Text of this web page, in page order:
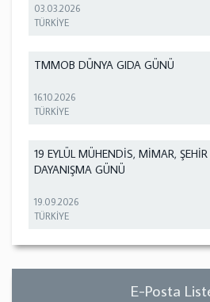
03.03.2026
TÜRKİYE
TMMOB DÜNYA GIDA GÜNÜ
16.10.2026
TÜRKİYE
19 EYLÜL MÜHENDİS, MİMAR,
DAYANIŞMA GÜNÜ
19.09.2026
TÜRKİYE
E-Posta